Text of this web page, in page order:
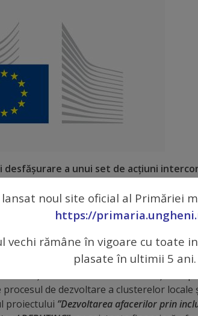
desfășurare a unui set de acțiuni
menite să consolideze procesul de
sensibilă la gen
de gen – noi competențe de
atribuie un contract de prestare servicii
de acțiuni interconectate de învățare a
de dezvoltare a clusterelor locale
proiectului ”Dezvoltarea afacerilor prin
noul site oficial al Primăriei
https://
vechi rămâne în vigoare cu toate
plasate în ultimii 5 ani.